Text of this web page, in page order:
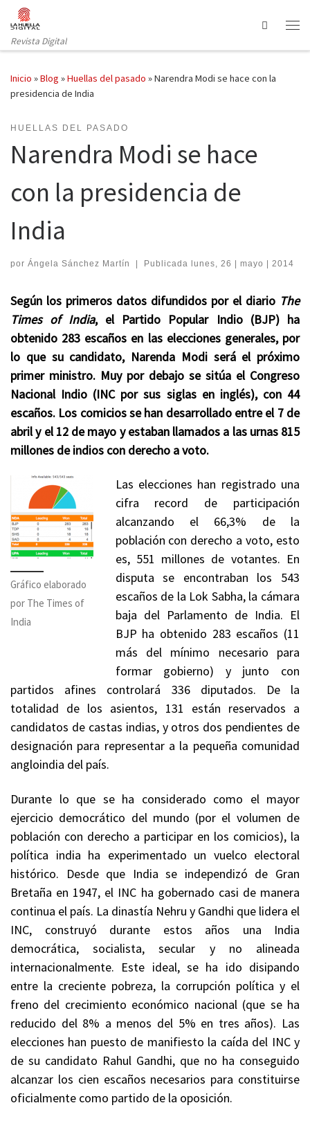
Saltar al contenido
Revista Digital
Search
Inicio »Blog »Huellas del pasado »Narendra Modi se hace con la
presidencia de India
HUELLAS DEL PASADO
Narendra Modi se hace
con la presidencia de
India
por Ángela Sánchez Martín | Publicada lunes, 26 | mayo | 2014
Según los primeros datos difundidos por el diario The
Times of India, el Partido Popular Indio (BJP) ha
obtenido 283 escaños en las elecciones generales, por
lo que su candidato, Narenda Modi será el próximo
primer ministro. Muy por debajo se sitúa el Congreso
Nacional Indio (INC por sus siglas en inglés), con 44
escaños. Los comicios se han desarrollado entre el 7 de
abril y el 12 de mayo y estaban llamados a las urnas 815
millones de indios con derecho a voto.
Gráfico elaborado
por The Times of
India
Las elecciones han registrado una
cifra record de participación
alcanzando el 66,3% de la
población con derecho a voto, esto
es, 551 millones de votantes. En
disputa se encontraban los 543
escaños de la Lok Sabha, la cámara
baja del Parlamento de India. El
BJP ha obtenido 283 escaños (11
más del mínimo necesario para
formar gobierno) y junto con
partidos afines controlará 336 diputados. De la
totalidad de los asientos, 131 están reservados a
candidatos de castas indias, y otros dos pendientes de
designación para representar a la pequeña comunidad
angloindia del país.
Durante lo que se ha considerado como el mayor
ejercicio democrático del mundo (por el volumen de
población con derecho a participar en los comicios), la
política india ha experimentado un vuelco electoral
histórico. Desde que India se independizó de Gran
Bretaña en 1947, el INC ha gobernado casi de manera
continua el país. La dinastía Nehru y Gandhi que lidera el
INC, construyó durante estos años una India
democrática, socialista, secular y no alineada
internacionalmente. Este ideal, se ha ido disipando
entre la creciente pobreza, la corrupción política y el
freno del crecimiento económico nacional (que se ha
reducido del 8% a menos del 5% en tres años). Las
elecciones han puesto de manifiesto la caída del INC y
de su candidato Rahul Gandhi, que no ha conseguido
alcanzar los cien escaños necesarios para constituirse
oficialmente como partido de la oposición.